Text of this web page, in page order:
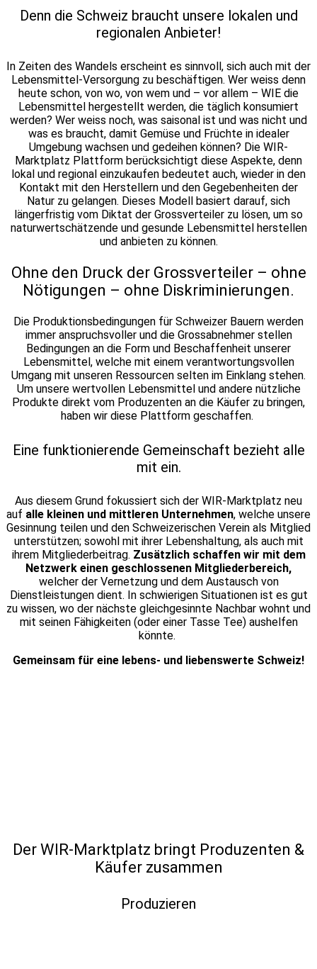
Denn die Schweiz braucht unsere lokalen und
regionalen Anbieter!
In Zeiten des Wandels erscheint es sinnvoll, sich auch mit der
Lebensmittel-Versorgung zu beschäftigen. Wer weiss denn
heute schon, von wo, von wem und – vor allem – WIE die
Lebensmittel hergestellt werden, die täglich konsumiert
werden? Wer weiss noch, was saisonal ist und was nicht und
was es braucht, damit Gemüse und Früchte in idealer
Umgebung wachsen und gedeihen können? Die WIR-
Marktplatz Plattform berücksichtigt diese Aspekte, denn
lokal und regional einzukaufen bedeutet auch, wieder in den
Kontakt mit den Herstellern und den Gegebenheiten der
Natur zu gelangen. Dieses Modell basiert darauf, sich
längerfristig vom Diktat der Grossverteiler zu lösen, um so
naturwertschätzende und gesunde Lebensmittel herstellen
und anbieten zu können.
Ohne den Druck der Grossverteiler – ohne
Nötigungen – ohne Diskriminierungen.
Die Produktionsbedingungen für Schweizer Bauern werden
immer anspruchsvoller und die Grossabnehmer stellen
Bedingungen an die Form und Beschaffenheit unserer
Lebensmittel, welche mit einem verantwortungsvollen
Umgang mit unseren Ressourcen selten im Einklang stehen.
Um unsere wertvollen Lebensmittel und andere nützliche
Produkte direkt vom Produzenten an die Käufer zu bringen,
haben wir diese Plattform geschaffen.
Eine funktionierende Gemeinschaft bezieht alle
mit ein.
Aus diesem Grund fokussiert sich der WIR-Marktplatz neu
auf alle kleinen und mittleren Unternehmen, welche unsere
Gesinnung teilen und den Schweizerischen Verein als Mitglied
unterstützen; sowohl mit ihrer Lebenshaltung, als auch mit
ihrem Mitgliederbeitrag. Zusätzlich schaffen wir mit dem
Netzwerk einen geschlossenen Mitgliederbereich,
welcher der Vernetzung und dem Austausch von
Dienstleistungen dient. In schwierigen Situationen ist es gut
zu wissen, wo der nächste gleichgesinnte Nachbar wohnt und
mit seinen Fähigkeiten (oder einer Tasse Tee) aushelfen
könnte.
Gemeinsam für eine lebens- und liebenswerte Schweiz!
Der WIR-Marktplatz bringt Produzenten &
Käufer zusammen
Produzieren